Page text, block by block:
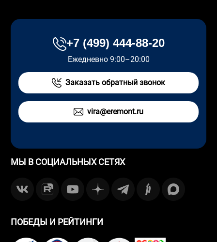
+7 (499) 444-88-20
Ежедневно 9:00–20:00
Заказать обратный звонок
vira@eremont.ru
МЫ В СОЦИАЛЬНЫХ СЕТЯХ
ПОБЕДЫ И РЕЙТИНГИ